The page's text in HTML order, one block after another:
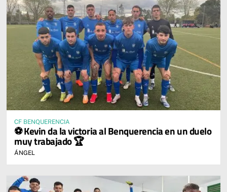
CF BENQUERENCIA
⚽ Kevin da la victoria al Benquerencia en un duelo
muy trabajado 🏆
ÁNGEL